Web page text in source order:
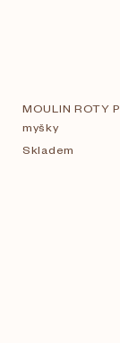
MOULIN ROTY
myšky
Skladem